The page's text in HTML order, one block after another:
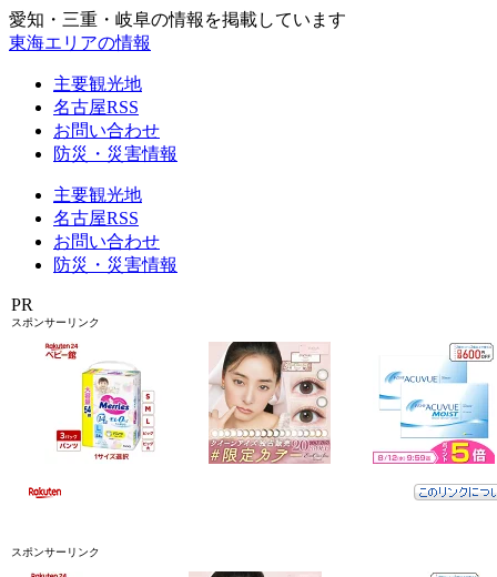
愛知・三重・岐阜の情報を掲載しています
東海エリアの情報
主要観光地
名古屋RSS
お問い合わせ
防災・災害情報
主要観光地
名古屋RSS
お問い合わせ
防災・災害情報
PR
スポンサーリンク
スポンサーリンク